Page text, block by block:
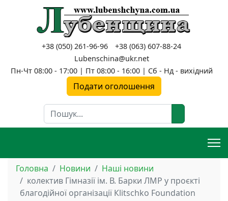
+38 (050) 261-96-96
+38 (063) 607-88-24
Lubenschina@ukr.net
Пн-Чт 08:00 - 17:00 | Пт 08:00 - 16:00 | Сб - Нд - вихідний
Подати оголошення
Пошук
Головна Новини
Наші новини
колектив Гімназії ім. В. Барки ЛМР у проєкті
благодійної організації Кlitschko Foundation